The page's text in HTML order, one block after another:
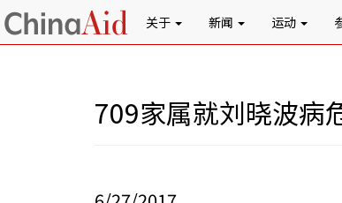
关于 新闻 运动
709家属就刘晓波病